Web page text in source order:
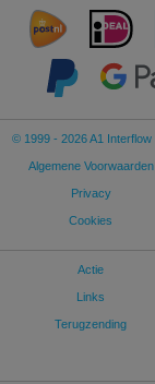
© 1999 - 2026 A1 Interflow
Algemene Voorwaarden
Privacy
Cookies
Actie
Links
Terugzending